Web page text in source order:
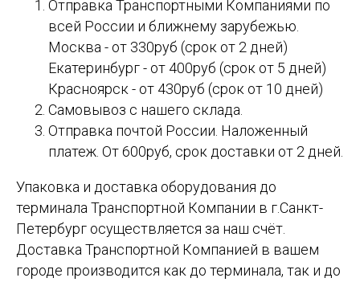
Отправка Транспортными Компаниями по
всей России и ближнему зарубежью.
Москва - от 330руб (срок от 2 дней)
Екатеринбург - от 400руб (срок от 5 дней)
Красноярск - от 430руб (срок от 10 дней)
Самовывоз с нашего склада.
Отправка почтой России. Наложенный
платеж. От 600руб, срок доставки от 2 дней.
Упаковка и доставка оборудования до
терминала Транспортной Компании в г.Санкт-
Петербург осуществляется за наш счёт.
Доставка Транспортной Компанией в вашем
городе производится как до терминала, так и до